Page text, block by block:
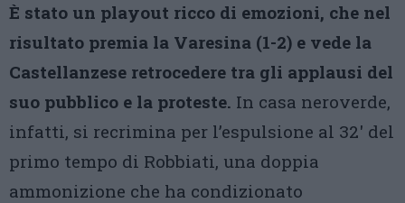
È stato un playout ricco di emozioni, che nel
risultato premia la Varesina (1-2) e vede la
Castellanzese retrocedere tra gli applausi del
suo pubblico e la proteste. In casa neroverde,
infatti, si recrimina per l’espulsione al 32′ del
primo tempo di Robbiati, una doppia
ammonizione che ha condizionato